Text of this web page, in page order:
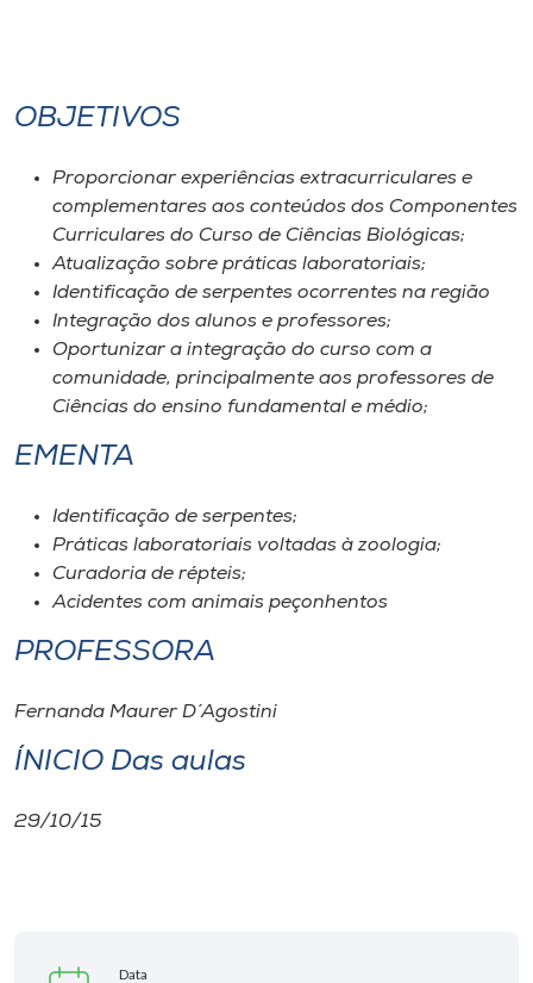
Rádio
Unoesc
Store
Selecione
OBJETIVOS
Proporcionar experiências extracurriculares e
complementares aos conteúdos dos Componentes
Curriculares do Curso de Ciências Biológicas;
Atualização sobre práticas laboratoriais;
Identificação de serpentes ocorrentes na região
Integração dos alunos e professores;
Oportunizar a integração do curso com a
comunidade, principalmente aos professores de
Ciências do ensino fundamental e médio;
EMENTA
Identificação de serpentes;
Práticas laboratoriais voltadas à zoologia;
Curadoria de répteis;
Acidentes com animais peçonhentos
PROFESSORA
Fernanda Maurer D´Agostini
ÍNICIO Das aulas
29/10/15
Data